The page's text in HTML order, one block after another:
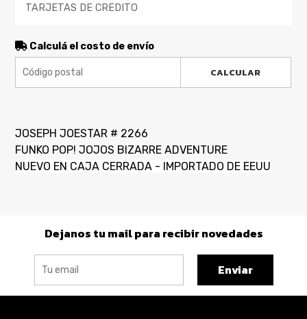
TARJETAS DE CREDITO
Calculá el costo de envío
CALCULAR
JOSEPH JOESTAR # 2266
FUNKO POP! JOJOS BIZARRE ADVENTURE
NUEVO EN CAJA CERRADA - IMPORTADO DE EEUU
Dejanos tu mail para recibir novedades
Enviar